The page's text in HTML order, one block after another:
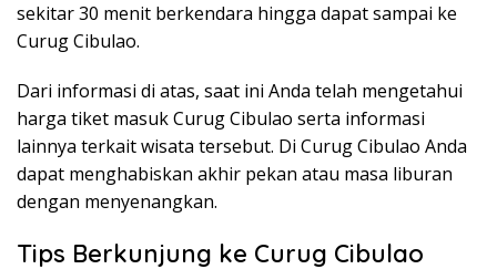
sekitar 30 menit berkendara hingga dapat sampai ke
Curug Cibulao.
Dari informasi di atas, saat ini Anda telah mengetahui
harga tiket masuk Curug Cibulao serta informasi
lainnya terkait wisata tersebut. Di Curug Cibulao Anda
dapat menghabiskan akhir pekan atau masa liburan
dengan menyenangkan.
Tips Berkunjung ke Curug Cibulao